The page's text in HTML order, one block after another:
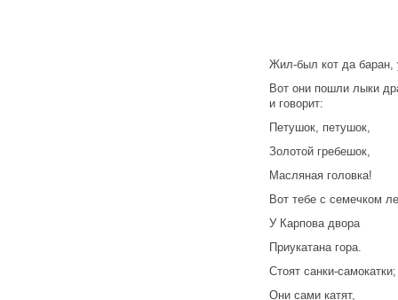
Жил-был кот да баран,
Вот они пошли лыки
и говорит:
Петушок, петушок,
Золотой гребешок,
Масляная головка!
Вот тебе с семечком
У Карпова двора
Приукатана гора.
Стоят санки-самокатки;
Они сами катят,